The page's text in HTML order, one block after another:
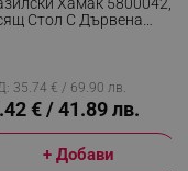
Стол С Дървена
35.74 € / 69.90 лв.
€ / 41.89 лв.
+ Добави